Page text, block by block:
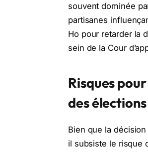
souvent dominée
partisanes
Ho pour retarder la
sein de la Cour
Risques
des
Bien que la
il subsiste le risque